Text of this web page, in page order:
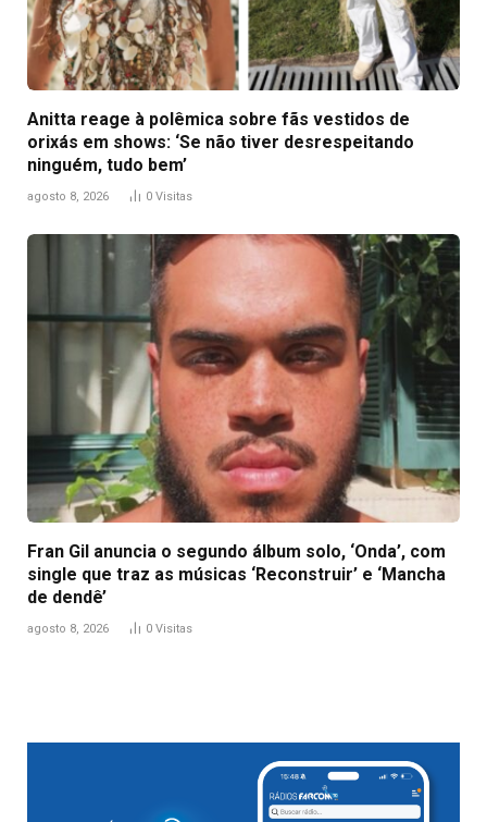
Anitta reage à polêmica sobre fãs vestidos de
orixás em shows: ‘Se não tiver desrespeitando
ninguém, tudo bem’
agosto 8, 2026 0 Visitas
Fran Gil anuncia o segundo álbum solo, ‘Onda’, com
single que traz as músicas ‘Reconstruir’ e ‘Mancha
de dendê’
agosto 8, 2026 0 Visitas